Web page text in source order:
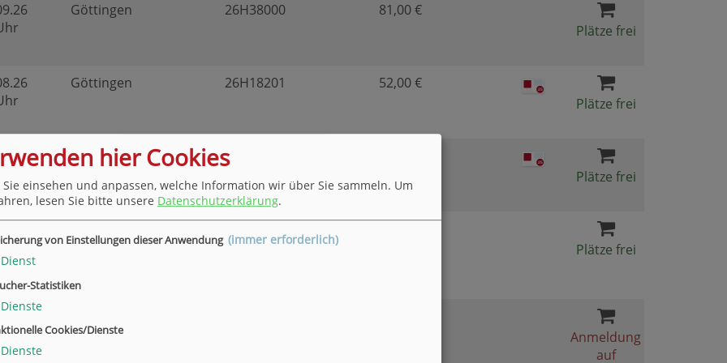
Göttingen 26H38000
81,00 €
Plätze frei
Göttingen 26H18201
52,00 €
Plätze frei
Göttingen 26H30004
Plätze frei
Plätze frei
Anmeldung
auf
hier Cookies
einsehen und anpassen, welche Information wir über Sie sammeln. Um
lesen Sie bitte unsere Datenschutzerklärung.
von Einstellungen dieser Anwendung (immer erforderlich)
Dienst
Statistiken
Dienste
Cookies/Dienste
Dienste